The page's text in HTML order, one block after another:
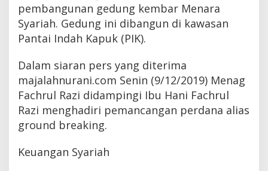
pembangunan gedung kembar Menara
Syariah. Gedung ini dibangun di kawasan
Pantai Indah Kapuk (PIK).
Dalam siaran pers yang diterima
majalahnurani.com Senin (9/12/2019) Menag
Fachrul Razi didampingi Ibu Hani Fachrul
Razi menghadiri pemancangan perdana alias
ground breaking.
Keuangan Syariah